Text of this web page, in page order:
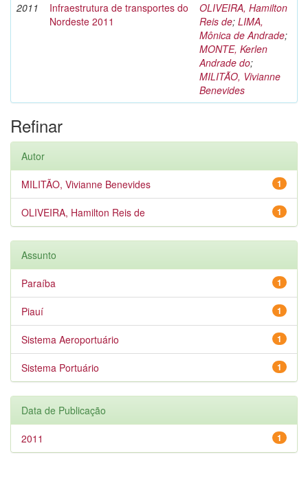
2011
Infraestrutura de transportes do
Nordeste 2011
OLIVEIRA, Hamilton
Reis de; LIMA,
Mônica de Andrade;
MONTE, Kerlen
Andrade do;
MILITÃO, Vivianne
Benevides
Refinar
Autor
1
MILITÃO, Vivianne Benevides
1
OLIVEIRA, Hamilton Reis de
Assunto
1
Paraíba
1
Piauí
1
Sistema Aeroportuário
1
Sistema Portuário
Data de Publicação
1
2011